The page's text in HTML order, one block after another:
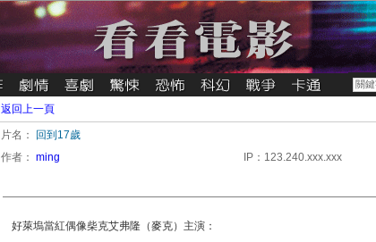
返回上一頁
片名：
回到17歲
作者： ming IP：123.240.xxx.xxx
好萊塢當紅偶像柴克艾弗隆（麥克）主演：